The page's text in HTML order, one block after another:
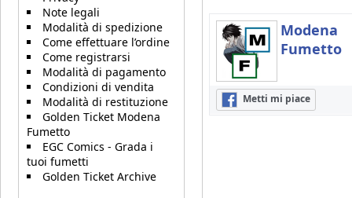
Note legali
Modalità di spedizione
Come effettuare l’ordine
Come registrarsi
Modalità di pagamento
Condizioni di vendita
Modalità di restituzione
Golden Ticket Modena
Fumetto
EGC Comics - Grada i
tuoi fumetti
Golden Ticket Archive
Modena
Fumetto
Metti mi piace